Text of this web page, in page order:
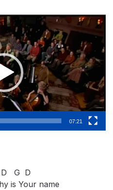
07:21
G D
is Your name